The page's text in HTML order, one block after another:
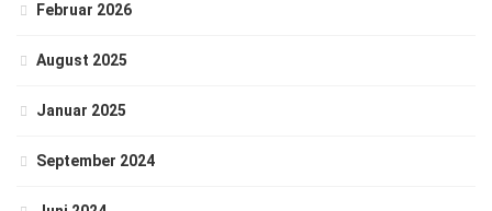
Februar 2026
August 2025
Januar 2025
September 2024